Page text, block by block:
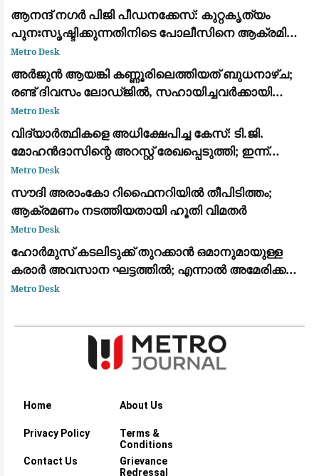
മമത ബാനർജി
ആനന്ദ് നഗർ പിജി പീഡനക്കേസ്: കുറ്റകൃത്യം
പുനഃസൃഷ്ടിക്കുന്നതിനിടെ പോലീസിനെ ആക്രമിച്ചു;
പ്രതിക്ക് കാലിൽ വെടിയേറ്റു
Metro Desk
അർജുൻ ആയങ്കി കണ്ണൂരിലെത്തിയത് ബുധനാഴ്ച;
രണ്ട് ദിവസം ലോഡ്ജിൽ, സഹായിച്ചവർക്കായി
തിരച്ചിൽ
Metro Desk
വിദ്യാർത്ഥികളെ അധിക്ഷേപിച്ച കേസ്: ടി.ജി.
മോഹൻദാസിന്റെ അറസ്റ്റ് രേഖപ്പെടുത്തി; ഇന്ന്
കോടതിയിൽ ഹാജരാക്കും
Metro Desk
സൗദി അരാംകോ റിഫൈനറിയിൽ തീപിടിത്തം;
ആക്രമണം നടത്തിയതായി ഹൂതി വിമതർ
Metro Desk
ഹോർമുസ് കടലിടുക്ക് തുറക്കാൻ ഒമാനുമായുള്ള
കരാർ അവസാന ഘട്ടത്തിൽ; എന്നാൽ അമേരിക്ക
നിബന്ധനകൾ പാലിക്കണമെന്ന് ഇറാൻ
Metro Desk
Home About Us
Privacy Policy
Terms &
Conditions
Contact Us
Grievance
Redressal